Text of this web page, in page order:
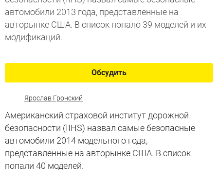
автомобили 2013 года, представленные на
авторынке США. В список попало 39 моделей и их
модификаций.
Обсудить
Ярослав Гронский
Американский страховой институт дорожной
безопасности (IIHS) назвал самые безопасные
автомобили 2014 модельного года,
представленные на авторынке США. В список
попали 40 моделей.